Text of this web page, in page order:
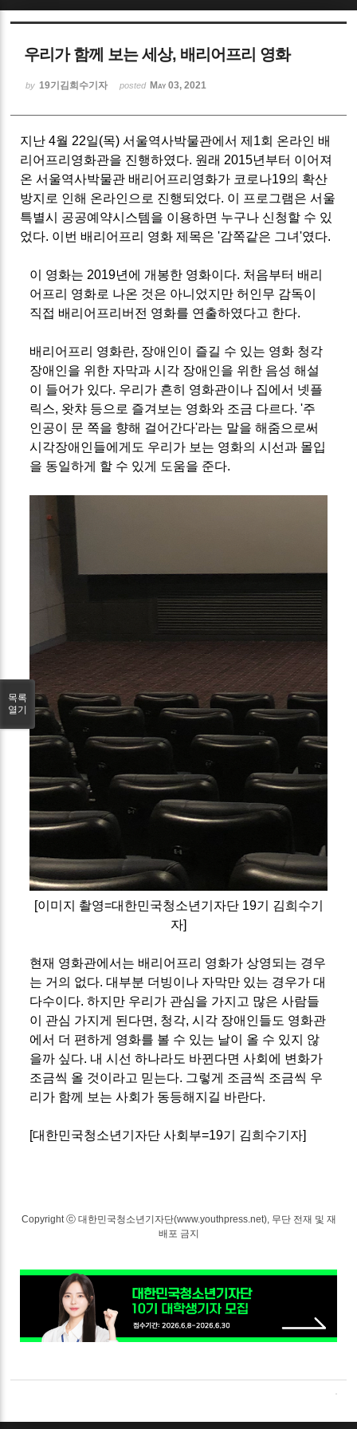
우리가 함께 보는 세상, 배리어프리 영화
by 19기김희수기자 posted May 03, 2021
지난 4월 22일(목) 서울역사박물관에서 제1회 온라인 배
리어프리영화관을 진행하였다. 원래 2015년부터 이어져
온 서울역사박물관 배리어프리영화가 코로나19의 확산
방지로 인해 온라인으로 진행되었다. 이 프로그램은 서울
특별시 공공예약시스템을 이용하면 누구나 신청할 수 있
었다. 이번 배리어프리 영화 제목은 '감쪽같은 그녀'였다.
이 영화는 2019년에 개봉한 영화이다. 처음부터 배리
어프리 영화로 나온 것은 아니었지만 허인무 감독이
직접 배리어프리버전 영화를 연출하였다고 한다.
배리어프리 영화란, 장애인이 즐길 수 있는 영화 청각
장애인을 위한 자막과 시각 장애인을 위한 음성 해설
이 들어가 있다. 우리가 흔히 영화관이나 집에서 넷플
릭스, 왓챠 등으로 즐겨보는 영화와 조금 다르다. '주
인공이 문 쪽을 향해 걸어간다'라는 말을 해줌으로써
시각장애인들에게도 우리가 보는 영화의 시선과 몰입
을 동일하게 할 수 있게 도움을 준다.
[이미지 촬영=대한민국청소년기자단 19기 김희수기
자]
현재 영화관에서는 배리어프리 영화가 상영되는 경우
는 거의 없다. 대부분 더빙이나 자막만 있는 경우가 대
다수이다.하지만 우리가 관심을 가지고 많은 사람들
이 관심 가지게 된다면, 청각, 시각 장애인들도 영화관
에서 더 편하게 영화를 볼 수 있는 날이 올 수 있지 않
을까 싶다. 내 시선 하나라도 바뀐다면 사회에 변화가
조금씩 올 것이라고 믿는다. 그렇게 조금씩 조금씩 우
리가 함께 보는 사회가 동등해지길 바란다.
[대한민국청소년기자단 사회부=19기 김희수기자]
Copyright ⓒ 대한민국청소년기자단(www.youthpress.net), 무단 전재 및 재
배포 금지
목록
열기
Sketchbook5, 스케치북5
Sketchbook5, 스케치북5